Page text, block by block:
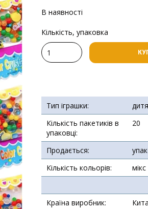
В наявності
Кількість, упаковка
Тип іграшки:
Кількість пакетиків в
упаковці:
20
Продається:
Кількість кольорів:
мікс
Країна виробник: